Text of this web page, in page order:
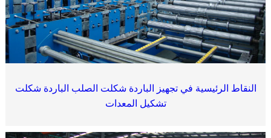
النقاط الرئيسية في تجهيز الباردة شكلت الصلب الباردة شكلت
تشكيل المعدات